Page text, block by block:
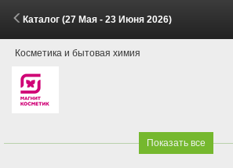
Каталог (27 Мая - 23 Июня 2026)
Косметика и бытовая химия
Показать все